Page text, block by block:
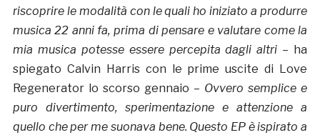
riscoprire le modalità con le quali ho iniziato a produrre
musica 22 anni fa, prima di pensare e valutare come la
mia musica potesse essere percepita dagli altri – ha
spiegato Calvin Harris con le prime uscite di Love
Regenerator lo scorso gennaio – Ovvero semplice e
puro divertimento, sperimentazione e attenzione a
quello che per me suonava bene. Questo EP è ispirato a